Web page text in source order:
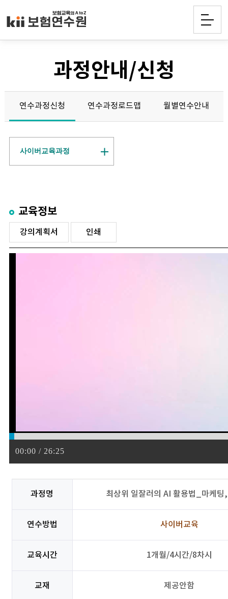
과정안내/신청
연수과정신청 연수과정로드맵 월별연수안내
사이버교육과정
교육정보
강의계획서 인쇄
00:00 / 26:25
과정명 최상위 일잘러의 AI 활용법_마케팅
연수방법 사이버교육
교육시간 1개월/4시간/8차시
교재 제공안함